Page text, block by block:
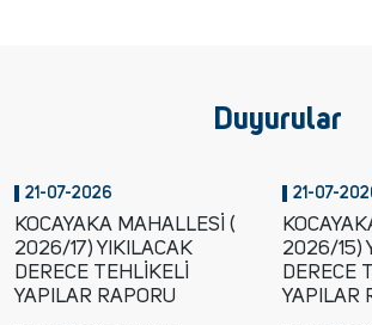
Duyurular
21-07-2026
KOCAYAKA MAHALLESİ (
2026/17) YIKILACAK
DERECE TEHLİKELİ
YAPILAR RAPORU
21-07-
2026/15)
DERECE
YAPILAR